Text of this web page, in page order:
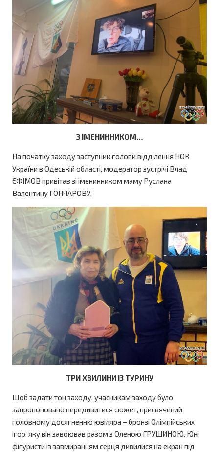
З ІМЕНИННИКОМ…
На початку заходу заступник голови відділення НОК
України в Одеській області, модератор зустрічі Влад
ЄФІМОВ привітав зі іменинником маму Руслана
Валентину ГОНЧАРОВУ.
ТРИ ХВИЛИНИ ІЗ ТУРИНУ
Щоб задати тон заходу, учасникам заходу було
запропоновано передивитися сюжет, присвячений
головному досягненню ювіляра – бронзі Олімпійських
ігор, яку він завоював разом з Оленою ГРУШИНОЮ. Юні
фігуристи із завмиранням серця дивилися на екран під